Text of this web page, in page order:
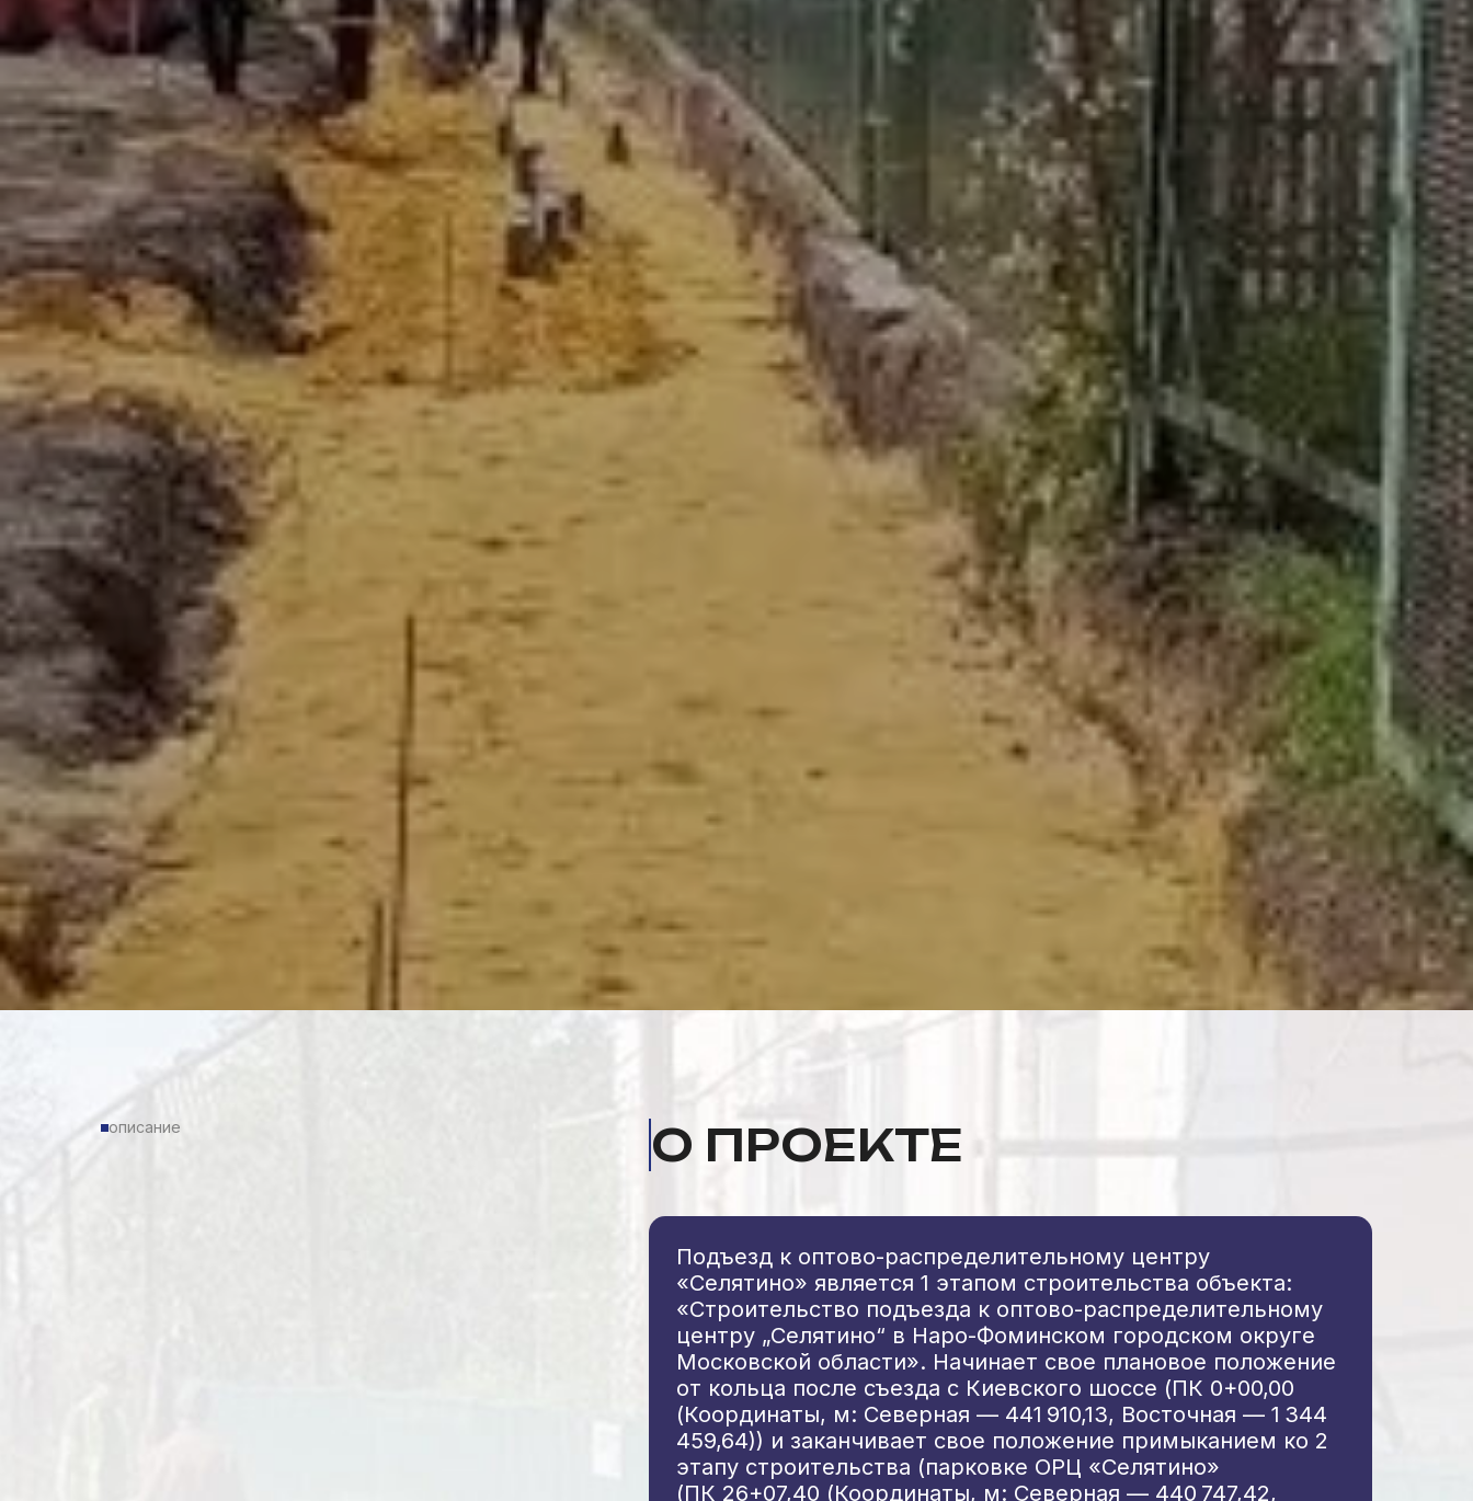
описание О ПРОЕКТЕ
Подъезд к оптово-распределительному центру
«Селятино» является 1 этапом строительства объекта:
«Строительство подъезда к оптово-распределительному
центру „Селятино“ в Наро-Фоминском городском округе
Московской области». Начинает свое плановое положение
от кольца после съезда с Киевского шоссе (ПК 0+00,00
(Координаты, м: Северная — 441 910,13, Восточная — 1 344
459,64)) и заканчивает свое положение примыканием ко 2
этапу строительства (парковке ОРЦ «Селятино»
(ПК 26+07,40 (Координаты, м: Северная — 440 747,42,